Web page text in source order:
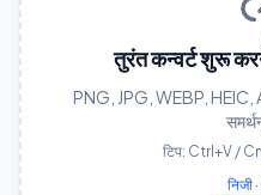
तुरंत कन्वर्ट शुरू
PNG, JPG, WEBP, HEIC,
टिप: Ctrl+V /
निजी